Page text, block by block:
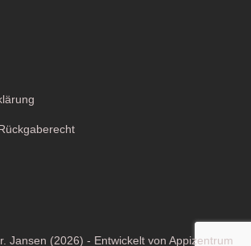
Jansen (2026) - Entwickelt von Appizentrum